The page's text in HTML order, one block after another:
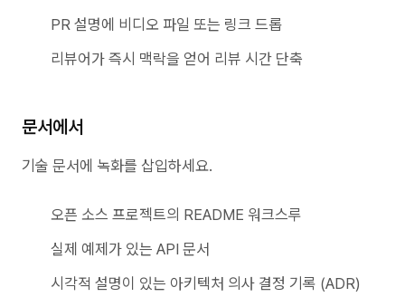
PR 설명에 비디오 파일 또는 링크 드롭
리뷰어가 즉시 맥락을 얻어 리뷰 시간 단축
문서에서
기술 문서에 녹화를 삽입하세요.
오픈 소스 프로젝트의 README 워크스루
실제 예제가 있는 API 문서
시각적 설명이 있는 아키텍처 의사 결정 기록 (ADR)